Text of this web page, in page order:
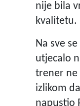
nije bila
kvalitetu.
Na sve
utjecalo
trener ne
izlikom
napustio